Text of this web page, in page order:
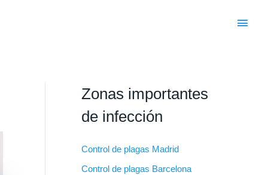
Zonas importantes
de infección
Control de plagas Madrid
Control de plagas Barcelona